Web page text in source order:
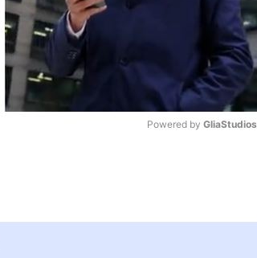
Powered by GliaStudios